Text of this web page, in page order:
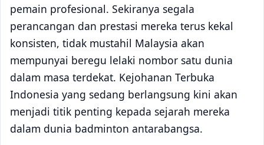
pemain profesional. Sekiranya segala
perancangan dan prestasi mereka terus kekal
konsisten, tidak mustahil Malaysia akan
mempunyai beregu lelaki nombor satu dunia
dalam masa terdekat. Kejohanan Terbuka
Indonesia yang sedang berlangsung kini akan
menjadi titik penting kepada sejarah mereka
dalam dunia badminton antarabangsa.